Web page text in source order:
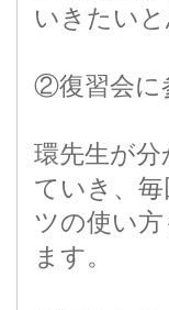
いきたい
②復習会に
環先生が
ていき、
ツの使い
ます。